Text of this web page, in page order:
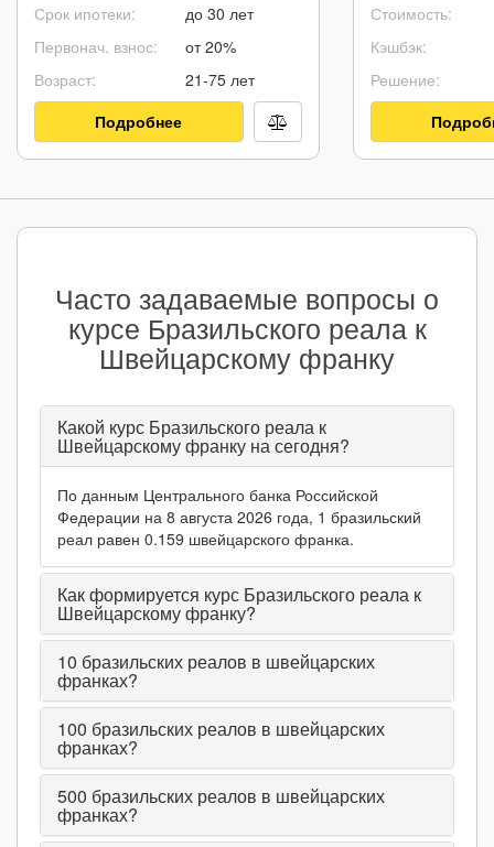
Срок ипотеки:
Первонач. взнос:
Возраст:
до 30 лет
от 20%
21-75 лет
Подробнее
Стоимость:
Кэшбэк:
Решение:
Часто задаваемые вопросы о
курсе Бразильского реала к
Швейцарскому франку
Какой курс Бразильского реала к
Швейцарскому франку на сегодня?
По данным Центрального банка Российской
Федерации на 8 августа 2026 года, 1 бразильский
реал равен 0.159 швейцарского франка.
Как формируется курс Бразильского реала к
Швейцарскому франку?
10 бразильских реалов в швейцарских
франках?
100 бразильских реалов в швейцарских
франках?
500 бразильских реалов в швейцарских
франках?